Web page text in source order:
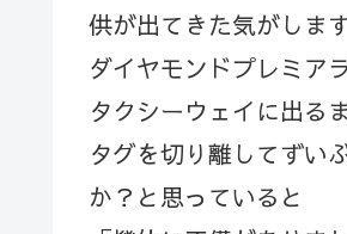
供が出てきた気がしま
ダイヤモンドプレミア
タクシーウェイに出る
タグを切り離してずい
か？と思っていると